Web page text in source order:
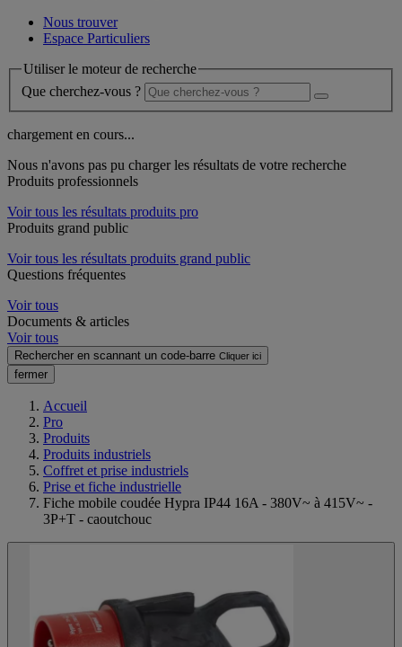
Nous trouver
Espace Particuliers
Utiliser le moteur de recherche
Que cherchez-vous ?
chargement en cours...
Nous n'avons pas pu charger les résultats de votre recherche
Produits professionnels
Voir tous les résultats produits pro
Produits grand public
Voir tous les résultats produits grand public
Questions fréquentes
Voir tous
Documents & articles
Voir tous
Rechercher en scannant un code-barre Cliquer ici
fermer
Accueil
Pro
Produits
Produits industriels
Coffret et prise industriels
Prise et fiche industrielle
Fiche mobile coudée Hypra IP44 16A - 380V~ à 415V~ -
3P+T - caoutchouc